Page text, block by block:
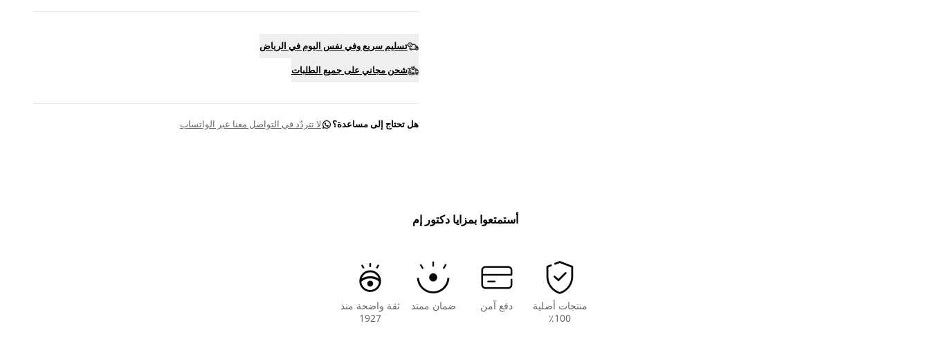
تسليم سريع وفي نفس اليوم في الرياض
شحن مجاني على جميع الطلبات
هل تحتاج إلى مساعدة؟ لا تتردّد في التواصل معنا عبر الواتساب
أستمتعوا بمزايا دكتور إم
منتجات أصلية
100٪
دفع آمن ضمان ممتد
ثقة واضحة منذ
1927